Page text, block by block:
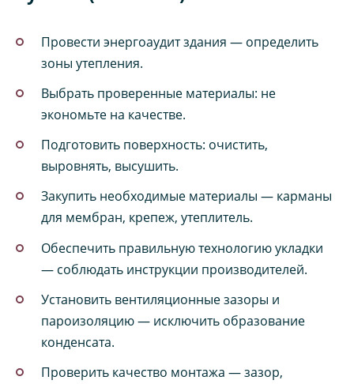
Провести энергоаудит здания — определить
зоны утепления.
Выбрать проверенные материалы: не
экономьте на качестве.
Подготовить поверхность: очистить,
выровнять, высушить.
Закупить необходимые материалы — карманы
для мембран, крепеж, утеплитель.
Обеспечить правильную технологию укладки
— соблюдать инструкции производителей.
Установить вентиляционные зазоры и
пароизоляцию — исключить образование
конденсата.
Проверить качество монтажа — зазор,